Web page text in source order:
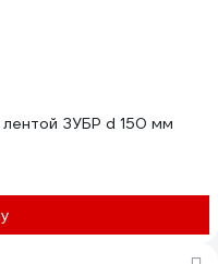
ЗУБР d 150 мм